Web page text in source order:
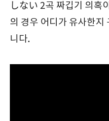
しない 2곡 짜깁기 의혹
의 경우 어디가 유사한지
니다.